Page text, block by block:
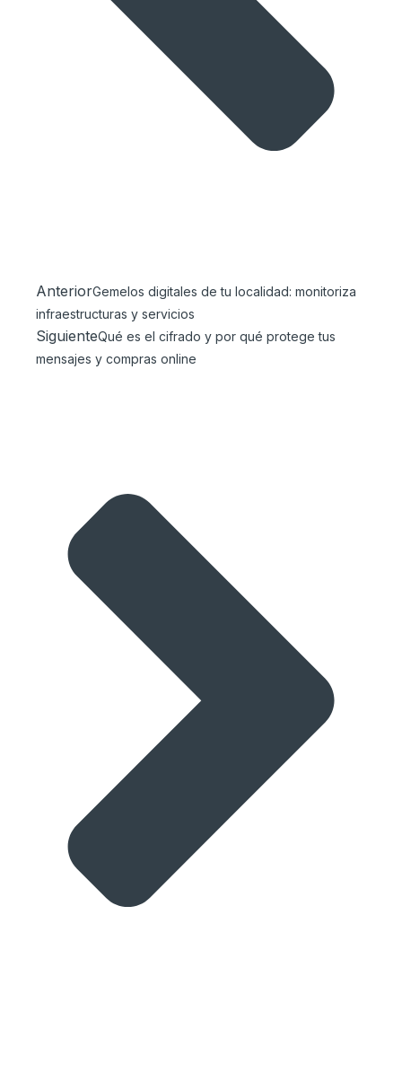
AnteriorGemelos digitales de tu localidad: monitoriza
infraestructuras y servicios
SiguienteQué es el cifrado y por qué protege tus
mensajes y compras online